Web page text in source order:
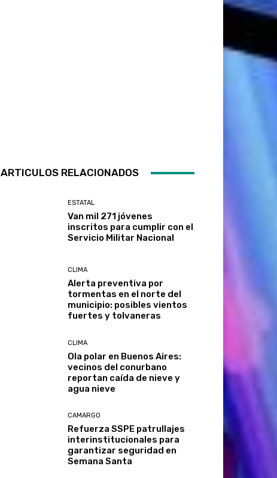
ARTICULOS RELACIONADOS
ESTATAL
Van mil 271 jóvenes
inscritos para cumplir con el
Servicio Militar Nacional
CLIMA
Alerta preventiva por
tormentas en el norte del
municipio: posibles vientos
fuertes y tolvaneras
CLIMA
Ola polar en Buenos Aires:
vecinos del conurbano
reportan caída de nieve y
agua nieve
CAMARGO
Refuerza SSPE patrullajes
interinstitucionales para
garantizar seguridad en
Semana Santa